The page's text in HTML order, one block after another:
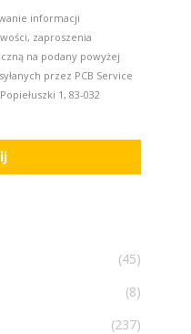
informacji
zaproszenia
na podany powyżej
przez PCB Service
1, 83-032
(45)
(8)
(237)